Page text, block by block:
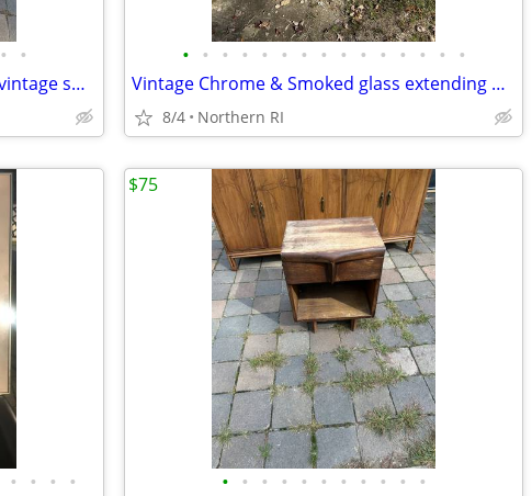
• •
1980's Chrome & Glass Modernist vintage swivel coffee table A21
• • • • • • • • • • • • • • •
Vintage Chrome & Smoked glass extending dining table A18
8/4 Northern RI
• • • • • • • • • • • • • • •
$75